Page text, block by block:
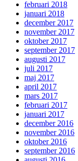
februari 2018
januari 2018
december 2017
november 2017
oktober 2017
september 2017
augusti 2017
juli 2017
maj 2017
april 2017
mars 2017
februari 2017
januari 2017
december 2016
november 2016
oktober 2016
september 2016